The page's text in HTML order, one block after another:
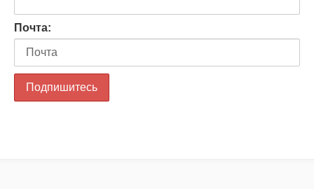
Почта: